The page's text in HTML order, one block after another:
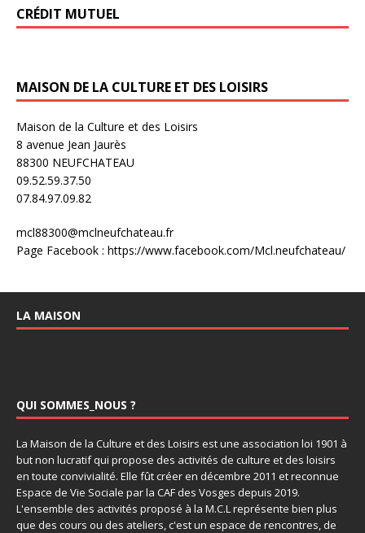
CRÉDIT MUTUEL
MAISON DE LA CULTURE ET DES LOISIRS
Maison de la Culture et des Loisirs
8 avenue Jean Jaurès
88300 NEUFCHATEAU
09.52.59.37.50
07.84.97.09.82
mcl88300@mclneufchateau.fr
Page Facebook : https://www.facebook.com/Mcl.neufchateau/
LA MAISON
QUI SOMMES_NOUS ?
La Maison de la Culture et des Loisirs est une association loi 1901 à
but non lucratif qui propose des activités de culture et des loisirs
en toute convivialité. Elle fût créer en décembre 2011 et reconnue
Espace de Vie Sociale par la CAF des Vosges depuis 2019.
L'ensemble des activités proposé à la M.C.L représente bien plus
que des cours ou des ateliers, c'est un espace de rencontres, de